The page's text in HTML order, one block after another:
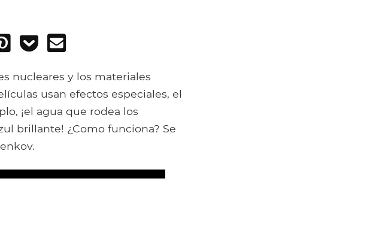
Pin
Add
Pocket
nucleares y los materiales
usan efectos especiales, el
¡el agua que rodea los
brillante! ¿Como funciona? Se